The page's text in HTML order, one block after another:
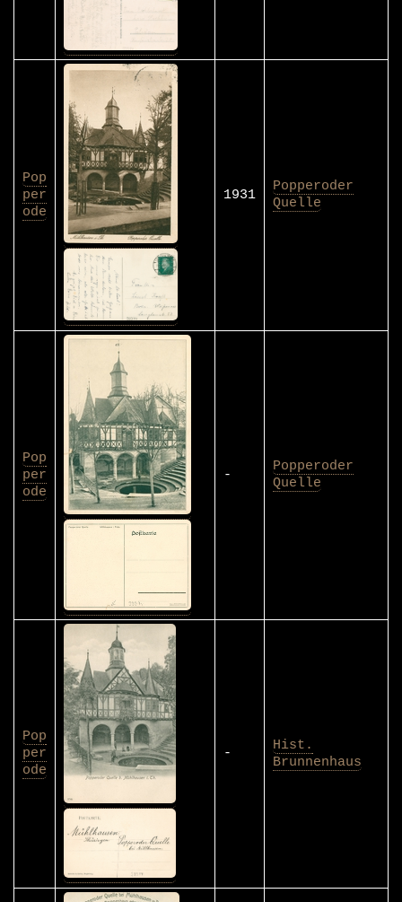
Pop
per
ode
1931
Popperoder
Quelle
Pop
per
ode
-
Popperoder
Quelle
Pop
per
ode
-
Hist.
Brunnenhaus